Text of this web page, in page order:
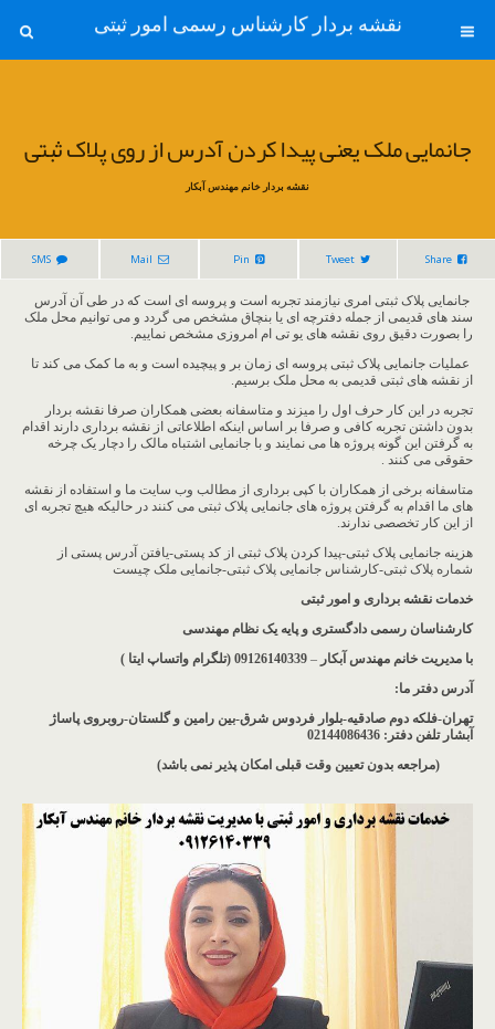
نقشه بردار کارشناس رسمی امور ثبتی
جانمایی ملک یعنی پیدا کردن آدرس از روی پلاک ثبتی
نقشه بردار خانم مهندس آبکار
Share
Tweet
Pin
Mail
SMS
جانمایی پلاک ثبتی امری نیازمند تجربه است و پروسه ای است که در طی آن آدرس
سند های قدیمی از جمله دفترچه ای یا بنچاق مشخص می گردد و می توانیم محل ملک
را بصورت دقیق روی نقشه های یو تی ام امروزی مشخص نماییم.
عملیات جانمایی پلاک ثبتی پروسه ای زمان بر و پیچیده است و به ما کمک می کند تا
از نقشه های ثبتی قدیمی به محل ملک برسیم.
تجربه در این کار حرف اول را میزند و متاسفانه بعضی همکاران صرفا نقشه بردار
بدون داشتن تجربه کافی و صرفا بر اساس اینکه اطلاعاتی از نقشه برداری دارند اقدام
به گرفتن این گونه پروژه ها می نمایند و با جانمایی اشتباه مالک را دچار یک چرخه
حقوقی می کنند .
متاسفانه برخی از همکاران با کپی برداری از مطالب وب سایت ما و استفاده از نقشه
های ما اقدام به گرفتن پروژه های جانمایی پلاک ثبتی می کنند در حالیکه هیچ تجربه ای
از این کار تخصصی ندارند.
هزینه جانمایی پلاک ثبتی-پیدا کردن پلاک ثبتی از کد پستی-یافتن آدرس پستی از
شماره پلاک ثبتی-کارشناس جانمایی پلاک ثبتی-جانمایی ملک چیست
خدمات نقشه برداری و امور ثبتی
کارشناسان رسمی دادگستری و پایه یک نظام مهندسی
با مدیریت خانم مهندس آبکار – 09126140339 (تلگرام واتساپ ایتا )
آدرس دفتر ما:
تهران-فلکه دوم صادقیه-بلوار فردوس شرق-بین رامین و گلستان-روبروی پاساژ
آبشار تلفن دفتر: 02144086436
(مراجعه بدون تعیین وقت قبلی امکان پذیر نمی باشد)